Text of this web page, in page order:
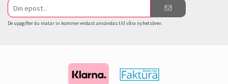
E-
postadress
De uppgifter du matar in kommer endast användas till våra nyhetsbrev.